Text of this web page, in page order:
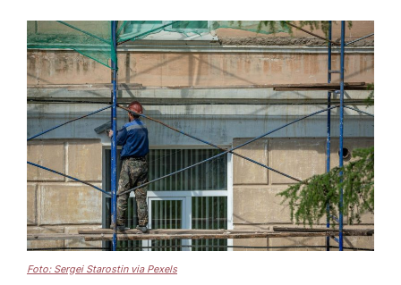
Foto: Sergei Starostin via Pexels